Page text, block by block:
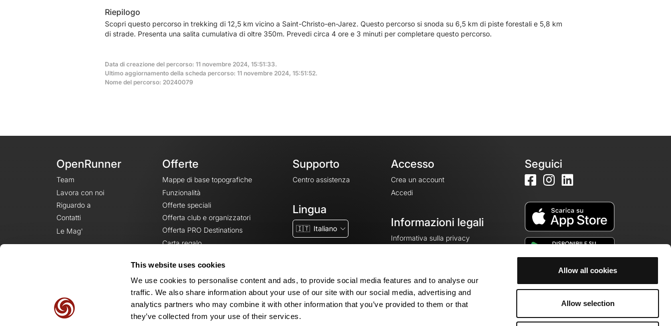
This website uses cookies
We use cookies to personalise content and ads, to provide social media features and to analyse our
traffic. We also share information about your use of our site with our social media, advertising and
analytics partners who may combine it with other information that you’ve provided to them or that
they’ve collected from your use of their services.
Allow all cookies
Allow selection
Riepilogo
Scopri questo percorso in trekking di 12,5 km vicino a Saint-Christo-en-Jarez. Questo percorso si snoda su 6,5 km di piste forestali e 5,8 km
di strade. Presenta una salita cumulativa di oltre 350m. Prevedi circa 4 ore e 3 minuti per completare questo percorso.
Data di creazione del percorso: 11 novembre 2024, 15:51:33.
Ultimo aggiornamento della scheda percorso: 11 novembre 2024, 15:51:52.
Nome del percorso: 20240079
OpenRunner
Team
Lavora con noi
Riguardo a
Contatti
Le Mag'
Offerte
Mappe di base topografiche
Funzionalità
Offerte speciali
Offerta club e organizzatori
Offerta PRO Destinations
Carta regalo
Supporto
Centro assistenza
Lingua
🇮🇹 Italiano
Accesso
Crea un account
Accedi
Informazioni legali
Informativa sulla privacy
Impostazioni dei cookie
Seguici